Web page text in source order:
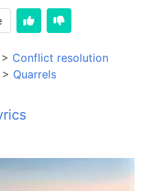
> Conflict resolution
> Quarrels